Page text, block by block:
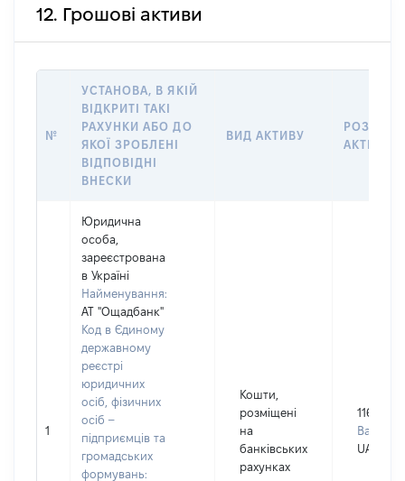
12. Грошові активи
№
УСТАНОВА, В ЯКІЙ
ВІДКРИТІ ТАКІ
РАХУНКИ АБО ДО
ЯКОЇ ЗРОБЛЕНІ
ВІДПОВІДНІ
ВНЕСКИ
ВИД АКТИВУ
РОЗМІР
АКТИВУ
1
Юридична
особа,
зареєстрована
в Україні
Найменування:
АТ "Ощадбанк"
Код в Єдиному
державному
реєстрі
юридичних
осіб, фізичних
осіб –
підприємців та
громадських
формувань:
Кошти,
розміщені
на
банківських
рахунках
116872
Валюта:
UAH